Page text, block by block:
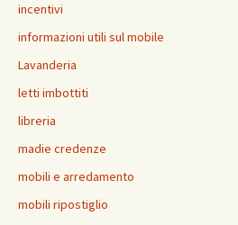
incentivi
informazioni utili sul mobile
Lavanderia
letti imbottiti
libreria
madie credenze
mobili e arredamento
mobili ripostiglio